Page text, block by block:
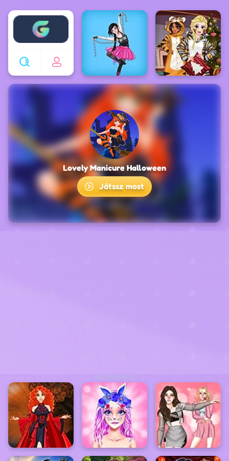
Enjoy4fun
ADVERTISEMENT
Lovely Manicure Halloween
Játssz most